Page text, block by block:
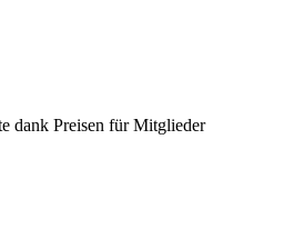
dank Preisen für Mitglieder